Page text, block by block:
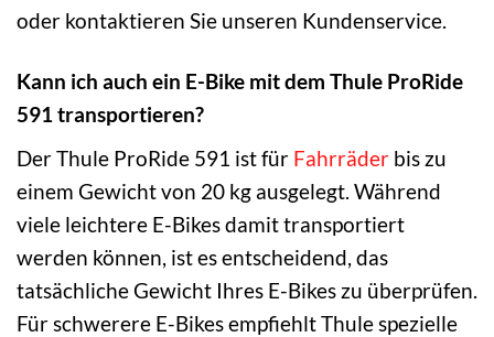
oder kontaktieren Sie unseren Kundenservice.
Kann ich auch ein E-Bike mit dem Thule ProRide
591 transportieren?
Der Thule ProRide 591 ist für Fahrräder bis zu
einem Gewicht von 20 kg ausgelegt. Während
viele leichtere E-Bikes damit transportiert
werden können, ist es entscheidend, das
tatsächliche Gewicht Ihres E-Bikes zu überprüfen.
Für schwerere E-Bikes empfiehlt Thule spezielle